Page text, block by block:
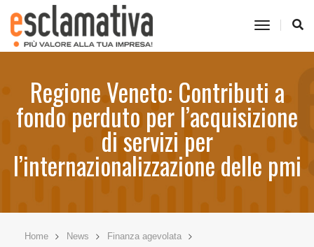
toggle
Regione Veneto: Contributi a
fondo perduto per l’acquisizione
di servizi per
l’internazionalizzazione delle pmi
Home News
Finanza agevolata